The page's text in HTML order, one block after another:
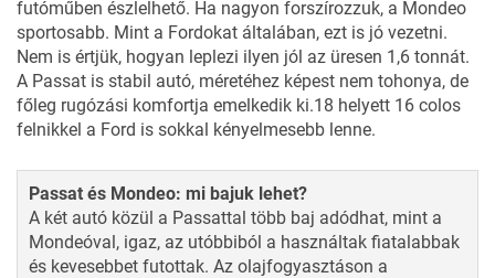
futóműben észlelhető. Ha nagyon forszírozzuk, a Mondeo
sportosabb. Mint a Fordokat általában, ezt is jó vezetni.
Nem is értjük, hogyan leplezi ilyen jól az üresen 1,6 tonnát.
A Passat is stabil autó, méretéhez képest nem tohonya, de
főleg rugózási komfortja emelkedik ki.18 helyett 16 colos
felnikkel a Ford is sokkal kényelmesebb lenne.
Passat és Mondeo: mi bajuk lehet?
A két autó közül a Passattal több baj adódhat, mint a
Mondeóval, igaz, az utóbbiból a használtak fiatalabbak
és kevesebbet futottak. Az olajfogyasztáson a